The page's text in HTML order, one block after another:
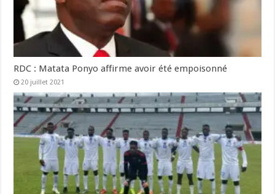
RDC : Matata Ponyo affirme avoir été empoisonné
20 juillet 2021